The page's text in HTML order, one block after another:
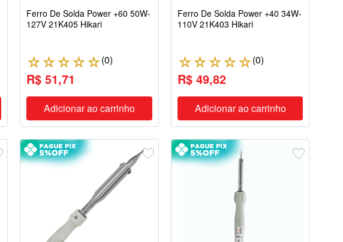
Ferro De Solda Power +60 50W-
127V 21K405 Hikari
☆☆☆☆☆(0)
R$ 51,71
Adicionar ao carrinho
Ferro De Solda Power +40 34W-
110V 21K403 Hikari
☆☆☆☆☆(0)
R$ 49,82
Adicionar ao carrinho